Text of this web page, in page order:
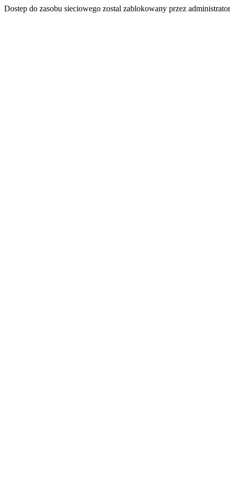
Dostep do zasobu sieciowego zostal zablokowany przez